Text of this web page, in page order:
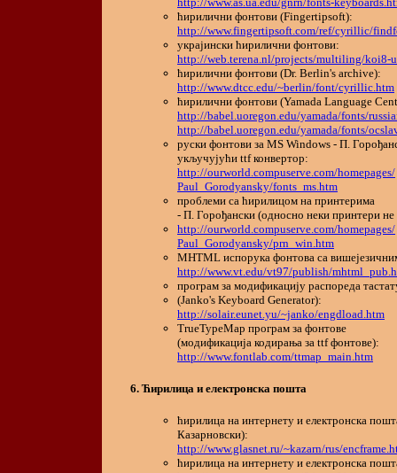
ћирилични фонтови (Fingertipsoft):
http://www.fingertipsoft.com/ref/cyrillic/
украјински ћирилични фонтови:
http://web.terena.nl/projects/multiling/koi8-
ћирилични фонтови (Dr. Berlin's archive):
http://www.dtcc.edu/~berlin/font/cyrillic.htm
ћирилични фонтови (Yamada Language
http://babel.uoregon.edu/yamada/fonts/
http://babel.uoregon.edu/yamada/fonts/
руски фонтови за MS Windows - П.
укључујући ttf конвертор:
http://ourworld.compuserve.com/homepages/
Paul_Gorodyansky/fonts_ms.htm
проблеми са ћирилицом на принтерима
- П. Горођански (односно неки принтери
http://ourworld.compuserve.com/homepages/
Paul_Gorodyansky/prn_win.htm
MHTML испорука фонтова са
http://www.vt.edu/vt97/publish/
програм за модификацију распореда
(Janko's Keyboard Generator):
http://solair.eunet.yu/~janko/engdload.htm
TrueTypeMap програм за фонтове
(модификација кодирања за ttf фонтове):
http://www.fontlab.com/ttmap_main.htm
Ћирилица и електронска пошта
ћирилица на интернету и електронска
Казарновски):
http://www.glasnet.ru/~kazarn/rus/
ћирилица на интернету и електронска